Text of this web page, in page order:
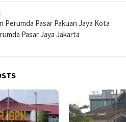
Perumda Pasar Pakuan Jaya Kota
Pasar Jaya Jakarta